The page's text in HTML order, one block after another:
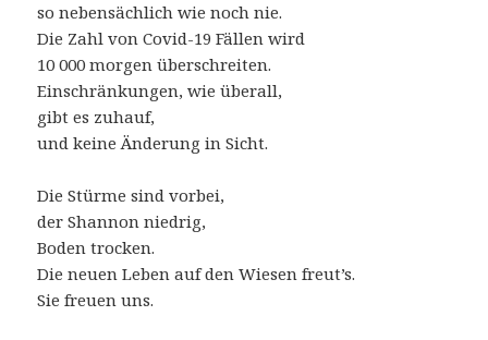
so nebensächlich wie noch nie.
Die Zahl von Covid-19 Fällen wird
10 000 morgen überschreiten.
Einschränkungen, wie überall,
gibt es zuhauf,
und keine Änderung in Sicht.
Die Stürme sind vorbei,
der Shannon niedrig,
Boden trocken.
Die neuen Leben auf den Wiesen freut’s.
Sie freuen uns.